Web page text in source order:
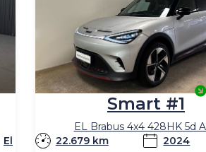
El
Smart #1
EL Brabus 4x4 428HK 5d
22.679 km
2024